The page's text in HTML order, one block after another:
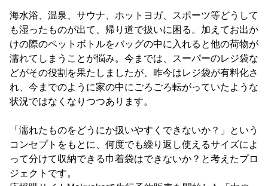
海水浴、温泉、サウナ、ホットヨガ、スポーツ等どうして
も湿ったものが出て、帰り道で扱いに困る。加えてお出か
けの際のペットボトルをバッグの中に入れると他の荷物が
濡れてしまうことが悩み。今までは、スーパーのレジ袋な
どがその役割を果たしましたが、昨今はレジ袋が有料化さ
れ、今までのように家の中にごろごろ転がっていたような
状況ではなくなりつつあります。
「濡れたものをどうにか扱いやすくできないか？」という
コンセプトをもとに、何度でも繰り返し使えるサイズによ
って分けて収納できる巾着袋はできないか？と考えたプロ
ジェクトです。